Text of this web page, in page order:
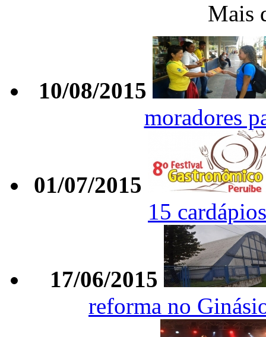
Mais
10/08/2015
moradores
01/07/2015
15
17/06/2015
reforma no